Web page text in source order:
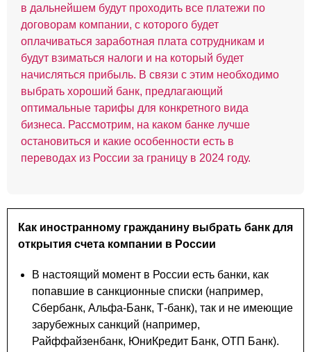
в дальнейшем будут проходить все платежи по
договорам компании, с которого будет
оплачиваться заработная плата сотрудникам и
будут взиматься налоги и на который будет
начисляться прибыль. В связи с этим необходимо
выбрать хороший банк, предлагающий
оптимальные тарифы для конкретного вида
бизнеса. Рассмотрим, на каком банке лучше
остановиться и какие особенности есть в
переводах из России за границу в 2024 году.
Как иностранному гражданину выбрать банк для
открытия счета компании в России
В настоящий момент в России есть банки, как
попавшие в санкционные списки (например,
Сбербанк, Альфа-Банк, Т-банк), так и не имеющие
зарубежных санкций (например,
Райффайзенбанк, ЮниКредит Банк, ОТП Банк).